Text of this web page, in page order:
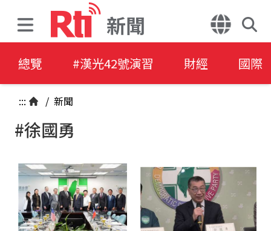
新聞
總覽 #漢光42號演習 財經 國際
::: / 新聞
#徐國勇